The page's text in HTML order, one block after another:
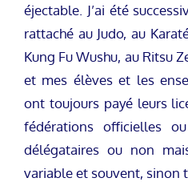
éjectable. J’ai été
rattaché au Judo, au
Kung Fu Wushu, au Ritsu
et mes élèves et les
ont toujours payé leurs
fédérations officielles
délégataires ou non
variable et souvent, sinon